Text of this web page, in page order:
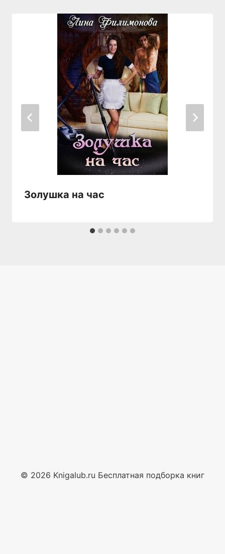
Золушка на час
© 2026 Knigalub.ru Бесплатная подборка книг